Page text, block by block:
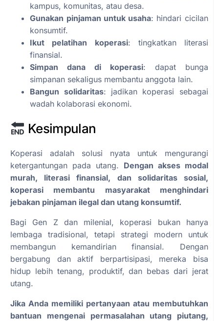
kampus, komunitas, atau desa.
Gunakan pinjaman untuk usaha: hindari cicilan
konsumtif.
Ikut pelatihan koperasi: tingkatkan literasi
finansial.
Simpan dana di koperasi: dapat bunga
simpanan sekaligus membantu anggota lain.
Bangun solidaritas: jadikan koperasi sebagai
wadah kolaborasi ekonomi.
Kesimpulan
Koperasi adalah solusi nyata untuk mengurangi
ketergantungan pada utang. Dengan akses modal
murah, literasi finansial, dan solidaritas sosial,
koperasi membantu masyarakat menghindari
jebakan pinjaman ilegal dan utang konsumtif.
Bagi Gen Z dan milenial, koperasi bukan hanya
lembaga tradisional, tetapi strategi modern untuk
membangun kemandirian finansial. Dengan
bergabung dan aktif berpartisipasi, mereka bisa
hidup lebih tenang, produktif, dan bebas dari jerat
utang.
Jika Anda memiliki pertanyaan atau membutuhkan
bantuan mengenai permasalahan utang piutang,